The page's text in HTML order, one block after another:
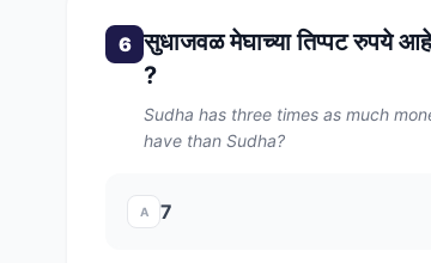
6 सुधाजवळ मेघाच्या तिप्पट रुपये
?
Sudha has three times as much
have than Sudha?
A 7